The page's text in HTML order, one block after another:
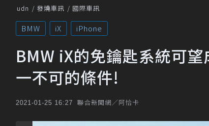
udn 發燒車訊 國際車訊
BMW iX iPhone
BMW iX的免鑰匙系統可
一不可的條件!
2021-01-25 16:27 聯合新聞網／阿恰卡